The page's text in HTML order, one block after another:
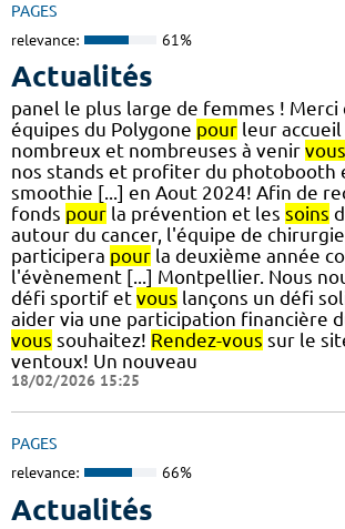
PAGES
relevance: 61%
Actualités
panel le plus large de femmes ! Merci
équipes du Polygone pour leur accueil
nombreux et nombreuses à venir vous
nos stands et profiter du photobooth
smoothie [...] en Aout 2024! Afin de
fonds pour la prévention et les soins
autour du cancer, l'équipe de
participera pour la deuxième année
l'évènement [...] Montpellier. Nous
défi sportif et vous lançons un défi
aider via une participation financière
vous souhaitez! Rendez-vous sur le
ventoux! Un nouveau
18/02/2026 15:25
PAGES
relevance: 66%
Actualités